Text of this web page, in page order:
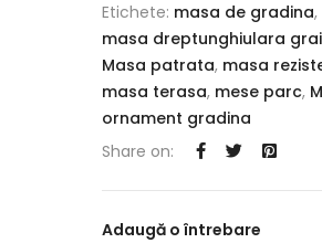
Etichete: masa de gradina,
masa dreptunghiulara
Masa patrata, masa
masa terasa, mese parc,
ornament gradina
Share on:
Adaugă o întrebare